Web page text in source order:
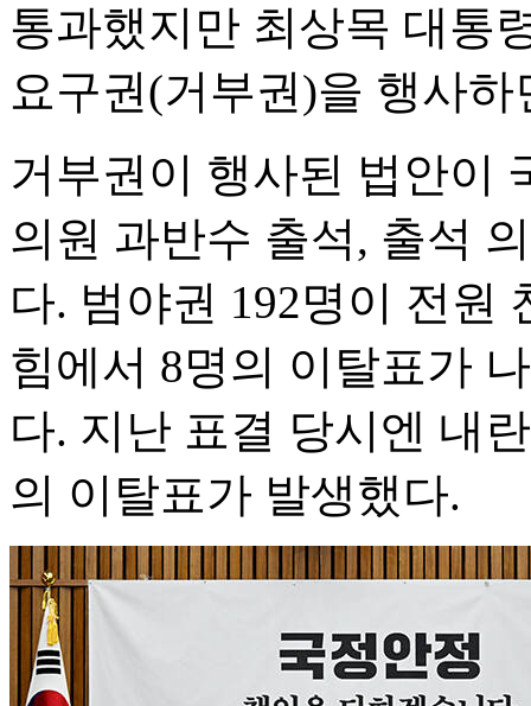
통과했지만 최상목 대통
요구권(거부권)을 행사
거부권이 행사된 법안이
의원 과반수 출석, 출석
다. 범야권 192명이 전원
힘에서 8명의 이탈표가
다. 지난 표결 당시엔 내
의 이탈표가 발생했다.